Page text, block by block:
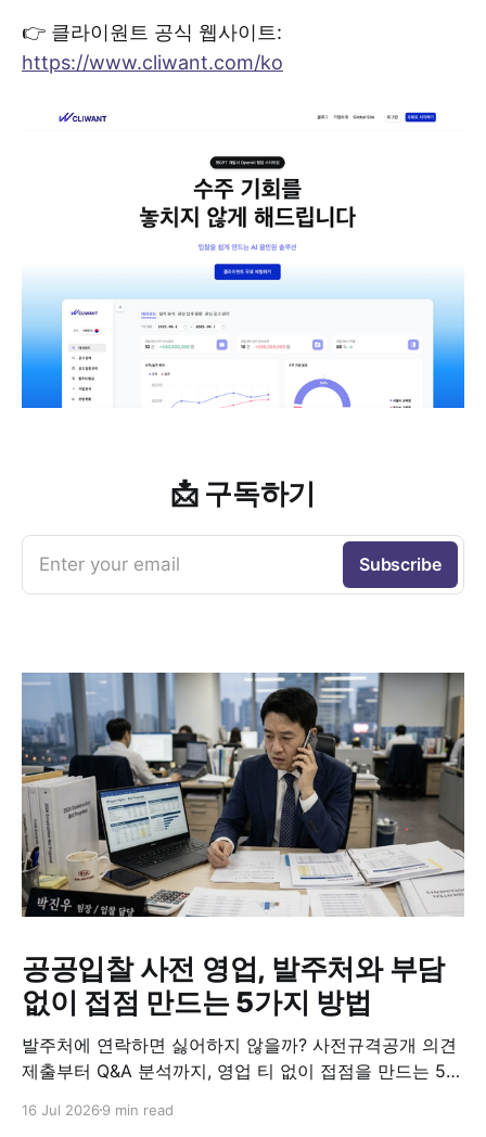
👉 클라이원트 공식 웹사이트:
https://www.cliwant.com/ko
📩 구독하기
Enter your email Subscribe
공공입찰 사전 영업, 발주처와 부담
없이 접점 만드는 5가지 방법
발주처에 연락하면 싫어하지 않을까? 사전규격공개 의견
제출부터 Q&A 분석까지, 영업 티 없이 접점을 만드는 5가
16 Jul 2026 9 min read